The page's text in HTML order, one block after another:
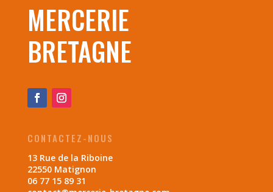
MERCERIE
BRETAGNE
CONTACTEZ-NOUS
13 Rue de la Riboine
22550 Matignon
06 77 15 89 31